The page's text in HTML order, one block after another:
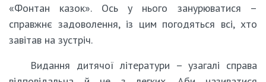
«Фонтан казок». Ось у нього занурюватися –
справжнє задоволення, із цим погодяться всі, хто
завітав на зустріч.
Видання дитячої літератури – узагалі справа